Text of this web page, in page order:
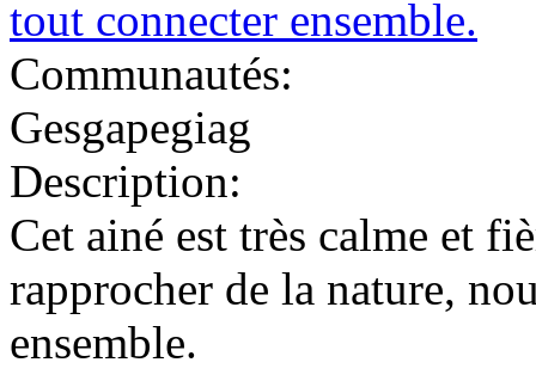
Communautés:
Gesgapegiag
Description:
Cet ainé est très calme et
rapprocher de la nature,
ensemble.